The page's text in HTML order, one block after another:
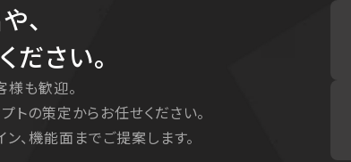
、
さい。
も歓迎。
トの策定からお任せください。
、機能面までご提案します。